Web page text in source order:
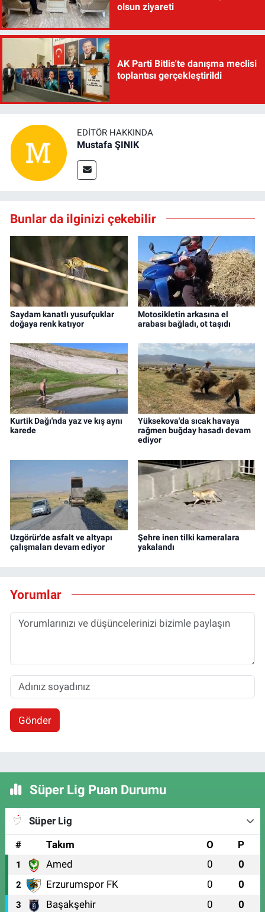
olsun ziyareti
AK Parti Bitlis'te danışma meclisi
toplantısı gerçekleştirildi
EDITÖR HAKKINDA
Mustafa ŞINIK
Bunlar da ilginizi çekebilir
Saydam kanatlı yusufçuklar
doğaya renk katıyor
Motosikletin arkasına el
arabası bağladı, ot taşıdı
Kurtik Dağı'nda yaz ve kış aynı
karede
Yüksekova'da sıcak havaya
rağmen buğday hasadı devam
ediyor
Uzgörür'de asfalt ve altyapı
çalışmaları devam ediyor
Şehre inen tilki kameralara
yakalandı
Yorumlar
Gönder
Süper Lig Puan Durumu
Süper Lig
#
Takım O P
1 Amed 0 0
2 Erzurumspor FK 0 0
3 Başakşehir 0 0